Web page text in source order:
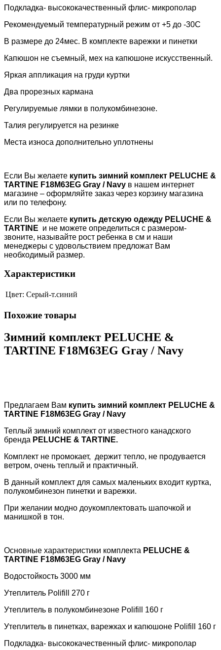
Подкладка- высококачественный флис- микрополар
Рекомендуемый температурный режим от +5 до -30С
В размере до 24мес. В комплекте варежки и пинетки
Капюшон не съемный, мех на капюшоне искусственный.
Яркая аппликация на груди куртки
Два прорезных кармана
Регулируемые лямки в полукомбинезоне.
Талия регулируется на резинке
Места износа дополнительно уплотнены
Если Вы желаете купить зимний комплект PELUCHE &
TARTINE F18M63EG Gray / Navy в нашем интернет
магазине – оформляйте заказ через корзину магазина
или по телефону.
Если Вы желаете купить детскую одежду PELUCHE &
TARTINE и не можете определиться с размером-
звоните, называйте рост ребенка в см и наши
менеджеры с удовольствием предложат Вам
необходимый размер.
Характеристики
Цвет: Серый-т.синий
Похожие товары
Зимний комплект PELUCHE &
TARTINE F18M63EG Gray / Navy
Предлагаем Вам купить зимний комплект PELUCHE &
TARTINE F18M63EG Gray / Navy
Теплый зимний комплект от известного канадского
бренда PELUCHE & TARTINE.
Комплект не промокает, держит тепло, не продувается
ветром, очень теплый и практичный.
В данный комплект для самых маленьких входит куртка,
полукомбинезон пинетки и варежки.
При желании модно доукомплектовать шапочкой и
манишкой в тон.
Основные характеристики комплекта PELUCHE &
TARTINE F18M63EG Gray / Navy
Водостойкость 3000 мм
Утеплитель Polifill 270 г
Утеплитель в полукомбинезоне Polifill 160 г
Утеплитель в пинетках, варежках и капюшоне Polifill 160 г
Подкладка- высококачественный флис- микрополар